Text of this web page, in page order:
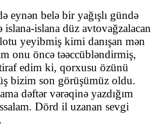
eynən belə bir yağışlı gündə
islana-islana düz avtovağzalacan
yeyibmiş kimi danışan mən
onu öncə təəccübləndirmiş,
edim ki, qorxusu özünü
bizim son görüşümüz oldu.
dəftər vərəqinə yazdığım
Dörd il uzanan sevgi